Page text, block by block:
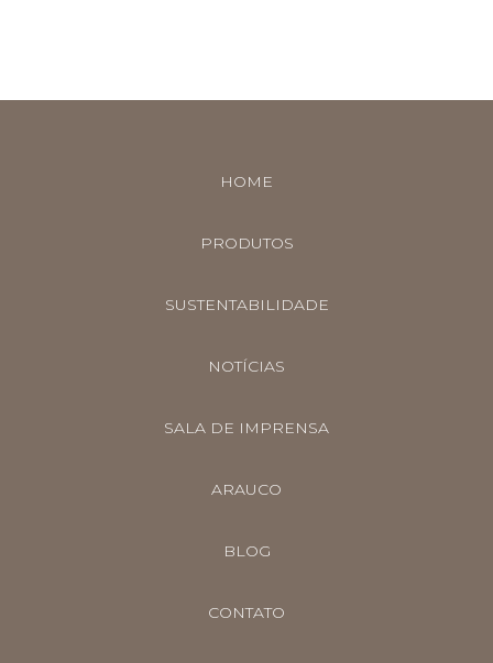
HOME
PRODUTOS
SUSTENTABILIDADE
NOTÍCIAS
SALA DE IMPRENSA
ARAUCO
BLOG
CONTATO